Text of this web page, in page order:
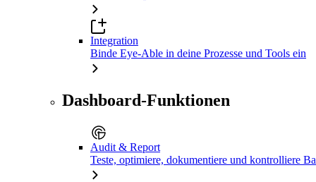
Integration
Binde Eye-Able in deine Prozesse und Tools ein
Dashboard-Funktionen
Audit & Report
Teste, optimiere, dokumentiere und kontrolliere